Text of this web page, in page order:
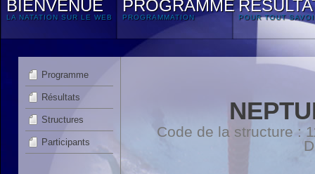
BIENVENUE
LA NATATION SUR LE WEB
PROGRAMME
PROGRAMMATION POUR TOUT
Programme
Résultats
Structures
Participants
Code de la structure :